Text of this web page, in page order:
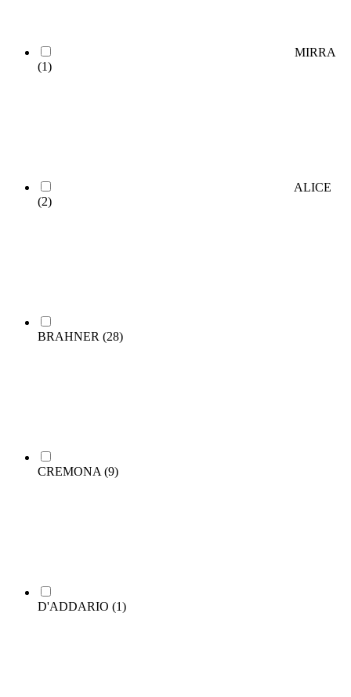
MIRRA
(1)
ALICE
(2)
BRAHNER (28)
CREMONA (9)
D'ADDARIO (1)